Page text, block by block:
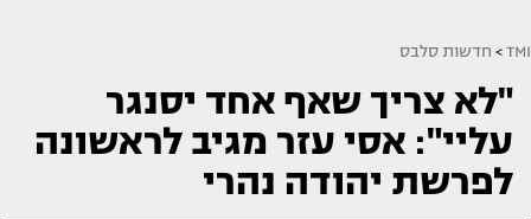
TMI
> חדשות סלבס
"לא צריך שאף אחד יסנגר
עליי": אסי עזר מגיב לראשונה
לפרשת יהודה נהרי